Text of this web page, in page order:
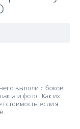
выполи с боков
и фото . Как их
стоимость если я